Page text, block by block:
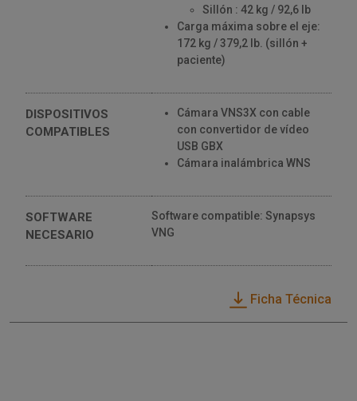
Sillón : 42 kg / 92,6 lb
Carga máxima sobre el eje:
172 kg / 379,2 lb. (sillón +
paciente)
DISPOSITIVOS
COMPATIBLES
Cámara VNS3X con cable
con convertidor de vídeo
USB GBX
Cámara inalámbrica WNS
SOFTWARE
NECESARIO
Software compatible: Synapsys
VNG
Ficha Técnica